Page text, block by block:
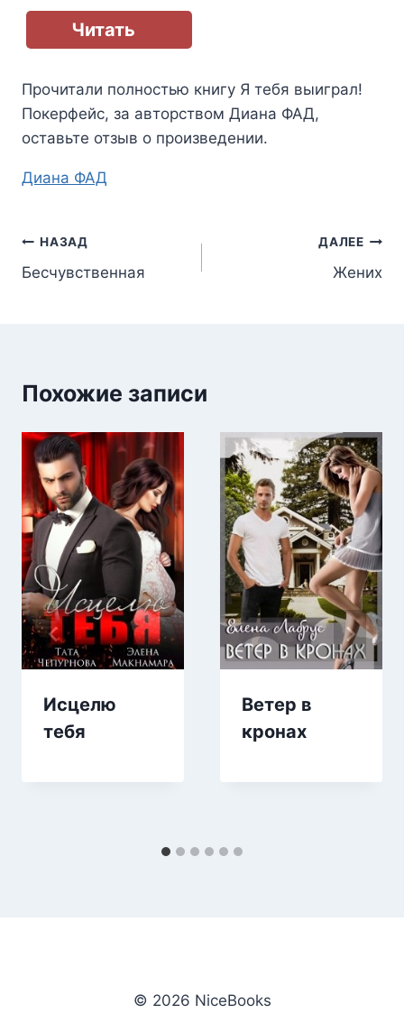
Читать
Прочитали полностью книгу Я тебя выиграл!
Покерфейс, за авторством Диана ФАД,
оставьте отзыв о произведении.
Метки
Диана ФАД
Навигация
по
НАЗАД
Бесчувственная
ДАЛЕЕ
Жених
Похожие записи
Исцелю
тебя
Ветер в
кронах
© 2026 NiceBooks